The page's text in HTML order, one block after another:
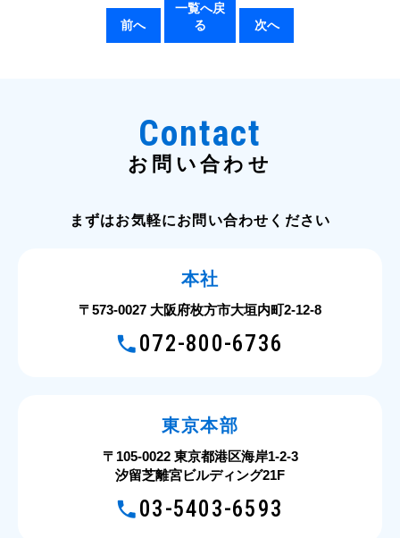
前へ
一覧へ戻
る
次へ
Contact
お問い合わせ
まずはお気軽にお問い合わせください
本社
〒573-0027 大阪府枚方市大垣内町2-12-8
072-800-6736
東京本部
〒105-0022 東京都港区海岸1-2-3
汐留芝離宮ビルディング21F
03-5403-6593